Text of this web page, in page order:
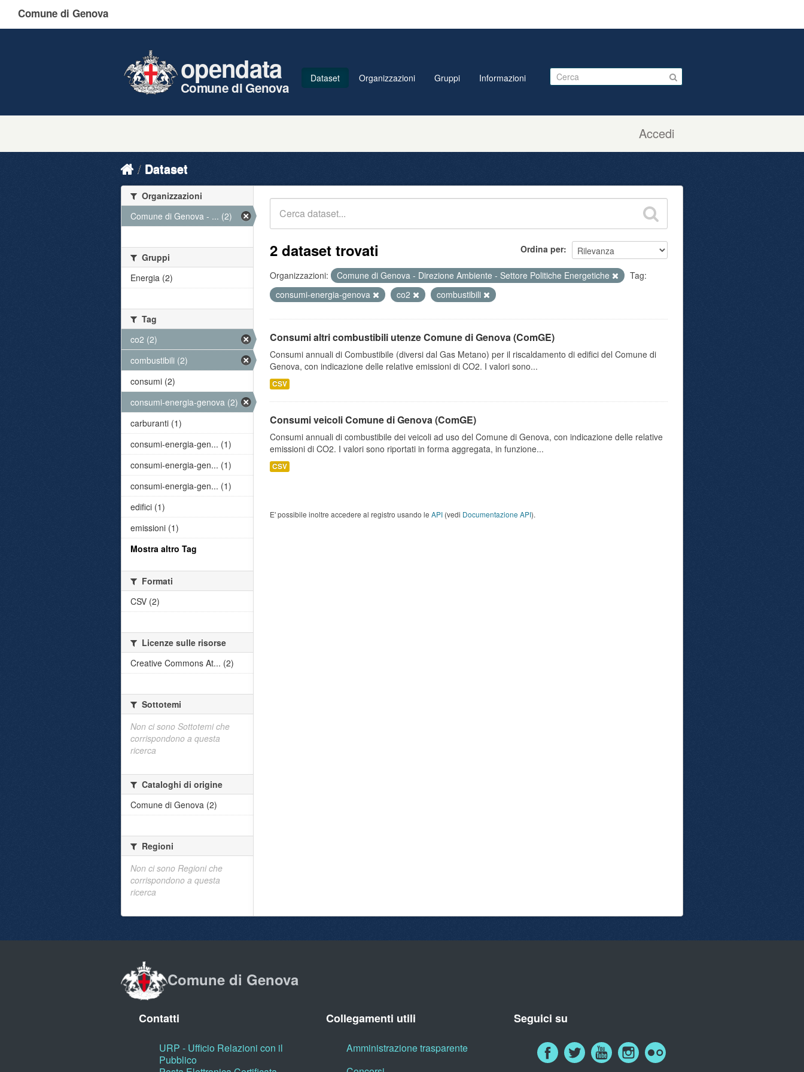
Comune di Genova
Accedi
opendata
Comune di Genova
Dataset Organizzazioni Gruppi Informazioni
Dataset
Ordina per
2 dataset trovati
Organizzazioni: Comune di Genova - Direzione Ambiente - Settore Politiche Energetiche
Tag:
consumi-energia-genova
co2 combustibili
Consumi altri combustibili utenze Comune di Genova (ComGE)
Consumi annuali di Combustibile (diversi dal Gas Metano) per il riscaldamento di edifici del Comune di
Genova, con indicazione delle relative emissioni di CO2. I valori sono...
CSV
Consumi veicoli Comune di Genova (ComGE)
Consumi annuali di combustibile dei veicoli ad uso del Comune di Genova, con indicazione delle relative
emissioni di CO2. I valori sono riportati in forma aggregata, in funzione...
CSV
E' possibile inoltre accedere al registro usando le API (vedi Documentazione API).
Organizzazioni
Comune di Genova - ... (2)
Gruppi
Energia (2)
Tag
co2 (2)
combustibili (2)
consumi (2)
consumi-energia-genova (2)
carburanti (1)
consumi-energia-gen... (1)
consumi-energia-gen... (1)
consumi-energia-gen... (1)
edifici (1)
emissioni (1)
Mostra altro Tag
Formati
CSV (2)
Licenze sulle risorse
Creative Commons At... (2)
Sottotemi
Non ci sono Sottotemi che
corrispondono a questa
ricerca
Cataloghi di origine
Comune di Genova (2)
Regioni
Non ci sono Regioni che
corrispondono a questa
ricerca
Comune di Genova
Contatti
URP - Ufficio Relazioni con il
Pubblico
Collegamenti utili
Amministrazione trasparente
Seguici su